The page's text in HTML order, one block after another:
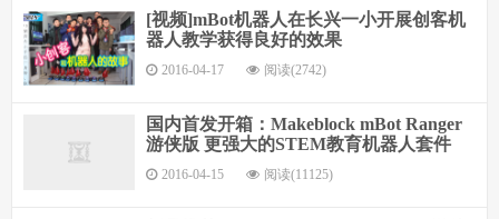
[视频]mBot机器人在长兴一小开展创客机
器人教学获得良好的效果
2016-04-17 阅读(2742)
国内首发开箱：Makeblock mBot Ranger
游侠版 更强大的STEM教育机器人套件
2016-04-15 阅读(11125)